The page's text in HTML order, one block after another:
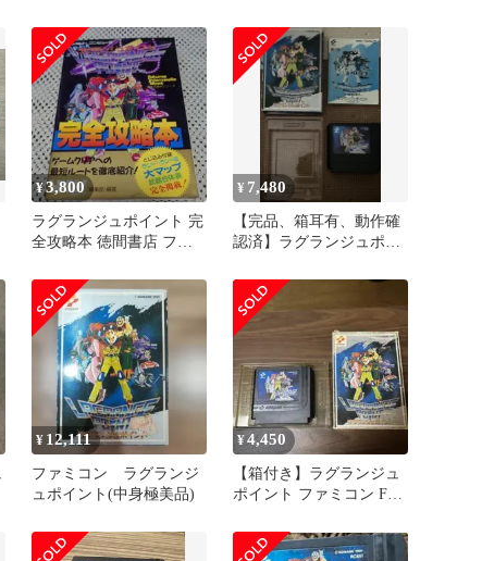
¥3,800
ラグランジュポイント 完
全攻略本 徳間書店 ファ
ジン
¥ 7,480
【完品、箱耳有、動作確
認済】ラグランジュポイ
¥ 12,111
ファミコン ラグランジ
ュポイント(中身極美品)
¥4,450
【箱付き】ラグランジュ
ポイント ファミコン FC